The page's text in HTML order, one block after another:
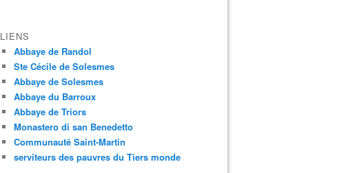
LIENS
Abbaye de Randol
Ste Cécile de Solesmes
Abbaye de Solesmes
Abbaye du Barroux
Abbaye de Triors
Monastero di san Benedetto
Communauté Saint-Martin
serviteurs des pauvres du Tiers monde